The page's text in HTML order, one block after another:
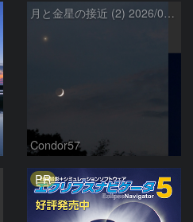
月と金星の接近 (2) 2026/07/17
Condor57
PR